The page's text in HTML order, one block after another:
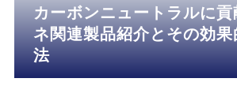
カーボンニュートラルに
ネ関連製品紹介とその効
法